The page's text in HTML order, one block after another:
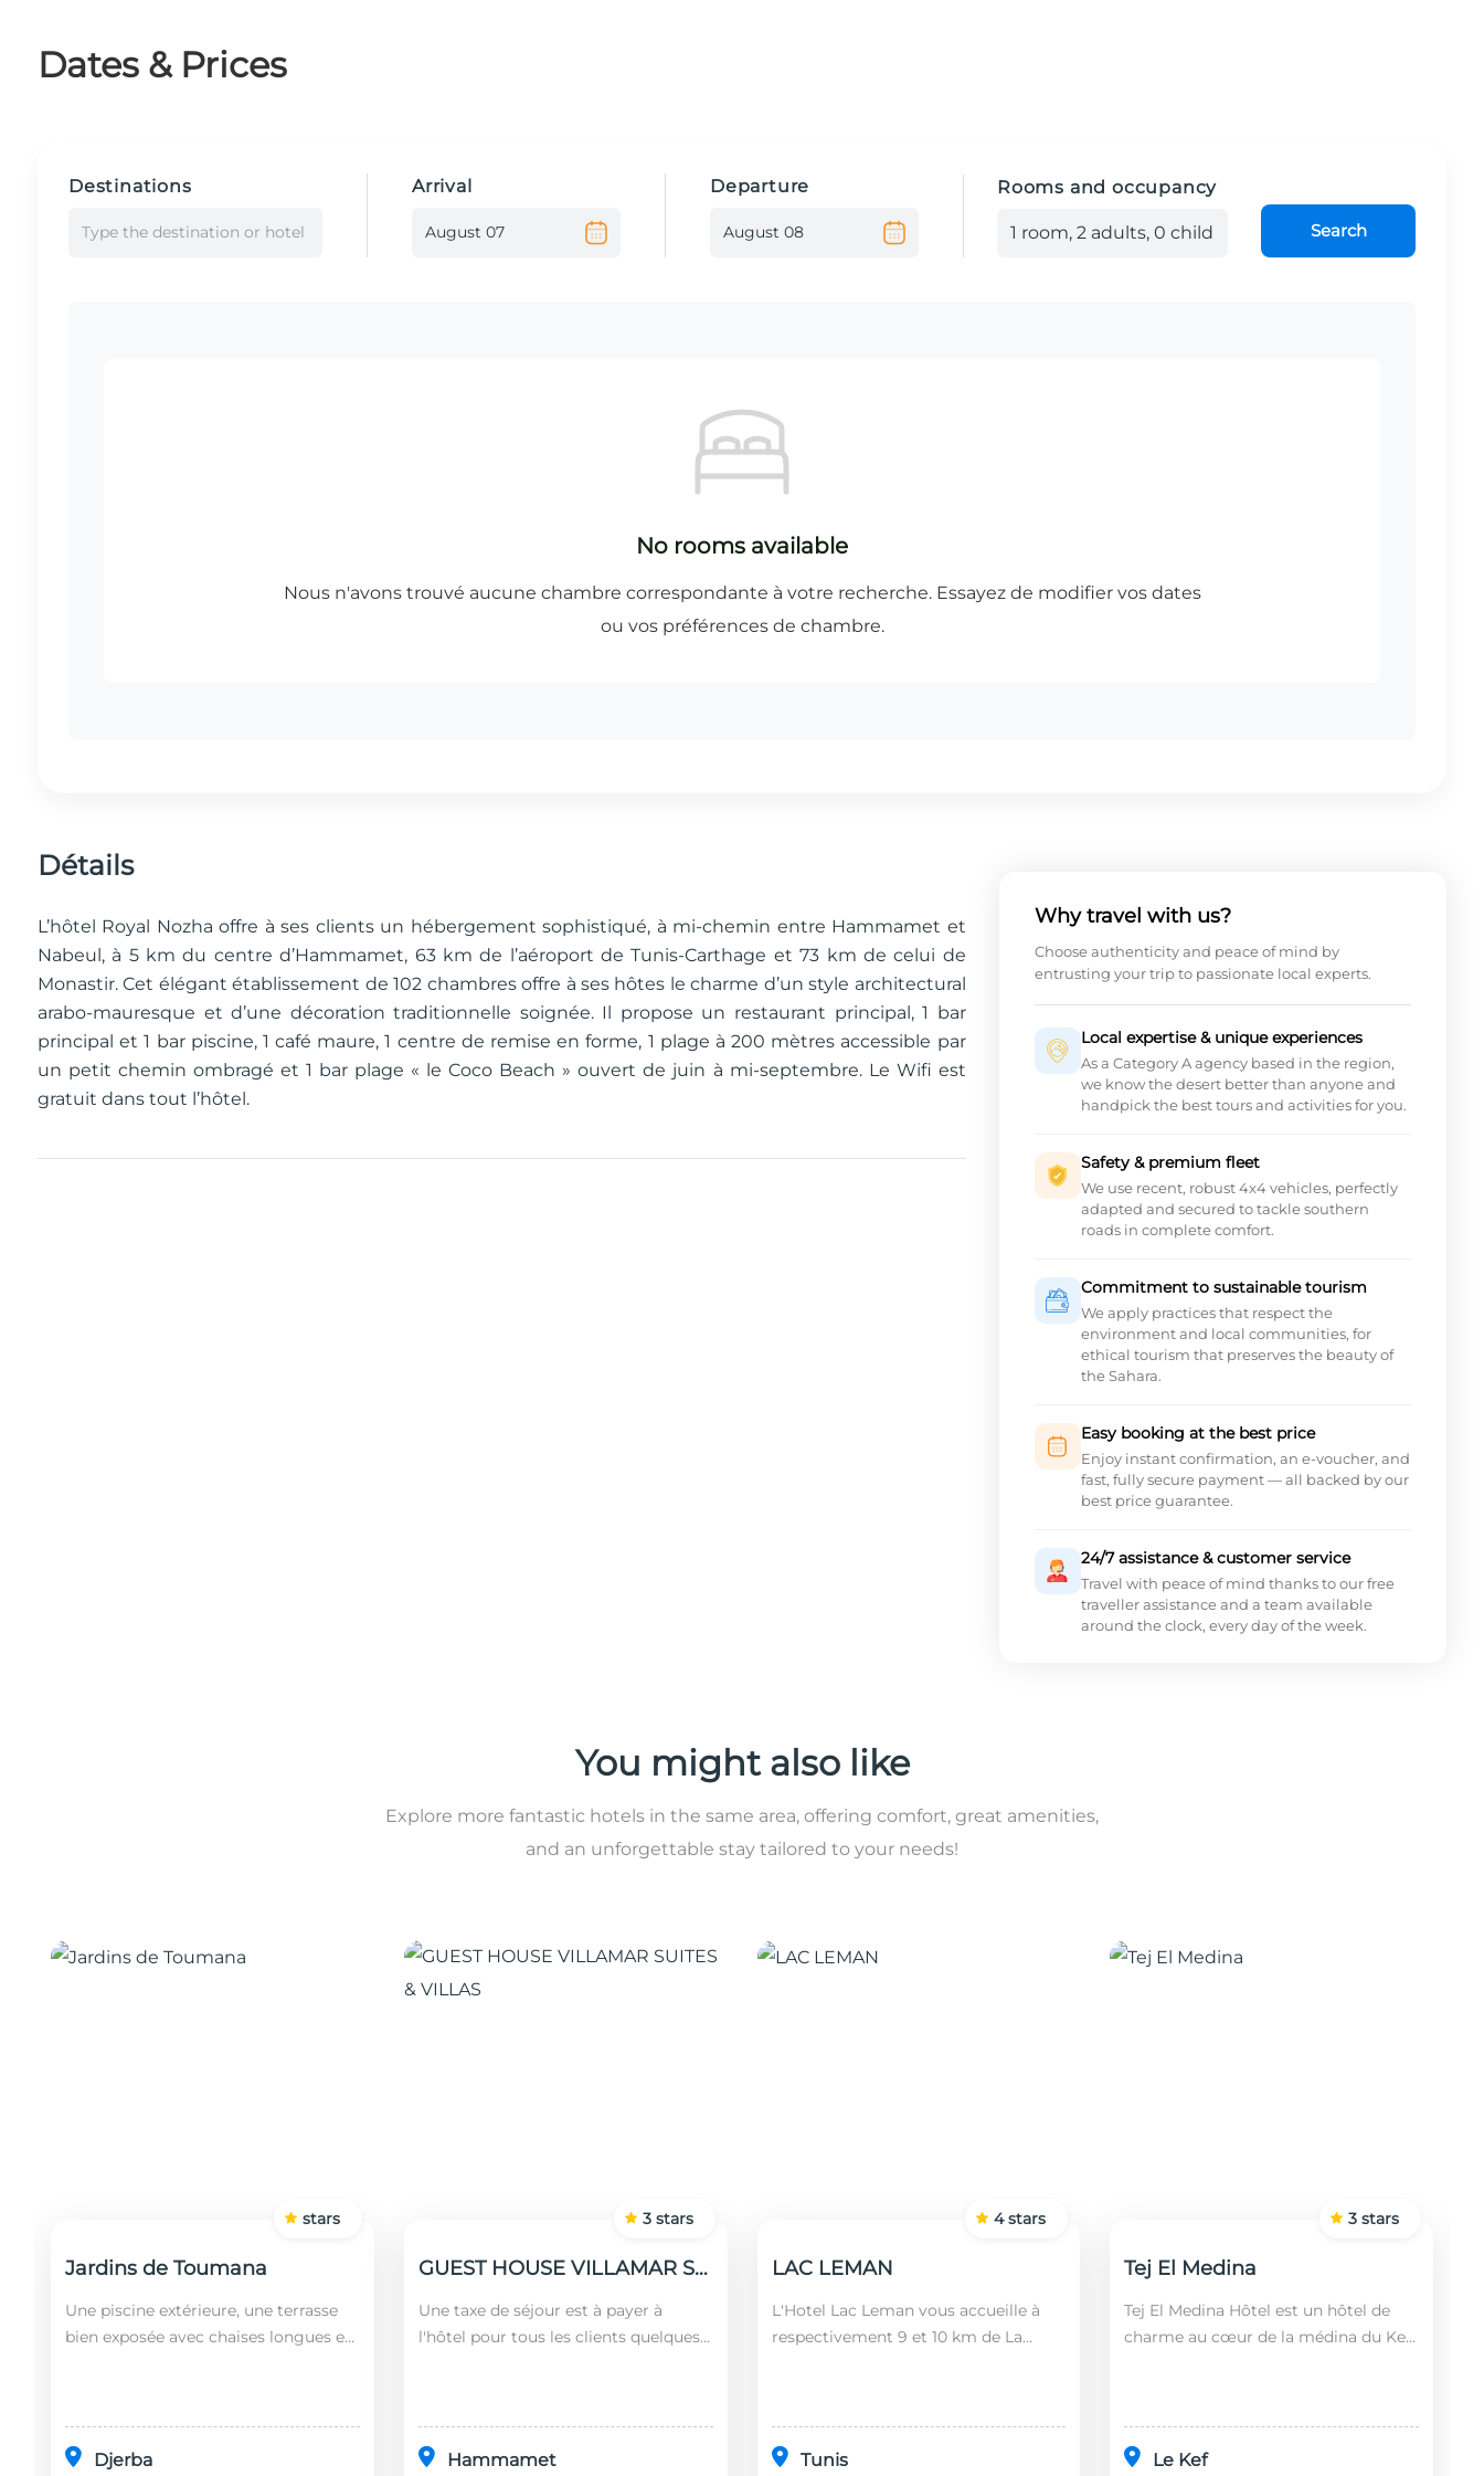
Dates & Prices
Destinations
Type the destination or hotel
Arrival Departure Rooms and occupancy
1 room, 2 adults, 0 child Search
Détails
L’hôtel Royal Nozha offre à ses clients un hébergement sophistiqué, à mi-chemin entre Hammamet et
Nabeul, à 5 km du centre d’Hammamet, 63 km de l’aéroport de Tunis-Carthage et 73 km de celui de
Monastir. Cet élégant établissement de 102 chambres offre à ses hôtes le charme d’un style architectural
arabo-mauresque et d’une décoration traditionnelle soignée. Il propose un restaurant principal, 1 bar
principal et 1 bar piscine, 1 café maure, 1 centre de remise en forme, 1 plage à 200 mètres accessible par
un petit chemin ombragé et 1 bar plage « le Coco Beach » ouvert de juin à mi-septembre. Le Wifi est
gratuit dans tout l’hôtel.
Why travel with us?
Choose authenticity and peace of mind by
entrusting your trip to passionate local experts.
Local expertise & unique experiences
As a Category A agency based in the region,
we know the desert better than anyone and
handpick the best tours and activities for you.
Safety & premium fleet
We use recent, robust 4x4 vehicles, perfectly
adapted and secured to tackle southern
roads in complete comfort.
Commitment to sustainable tourism
We apply practices that respect the
environment and local communities, for
ethical tourism that preserves the beauty of
the Sahara.
Easy booking at the best price
Enjoy instant confirmation, an e-voucher, and
fast, fully secure payment — all backed by our
best price guarantee.
24/7 assistance & customer service
Travel with peace of mind thanks to our free
traveller assistance and a team available
around the clock, every day of the week.
You might also like
Explore more fantastic hotels in the same area, offering comfort, great amenities,
and an unforgettable stay tailored to your needs!
Jardins de Toumana
Une piscine extérieure, une terrasse
bien exposée avec chaises longues et
Djerba
stars
GUEST HOUSE VILLAMAR SUITES & VILLAS
Une taxe de séjour est à payer à
l'hôtel pour tous les clients quelques
Hammamet
3 stars
LAC LEMAN
L'Hotel Lac Leman vous accueille à
respectivement 9 et 10 km de La
Tunis
4 stars
Tej El Medina
Tej El Medina Hôtel est un hôtel de
charme au cœur de la médina du Kef,
Le Kef
3 stars